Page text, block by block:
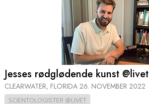
Jesses rødglødende kunst @livet
CLEARWATER, FLORIDA 26. NOVEMBER 2022
SCIENTOLOGISTER @LIVET